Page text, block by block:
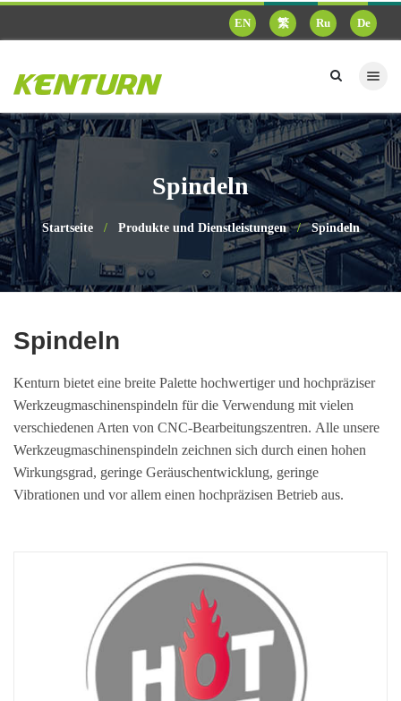
EN 繁 Ru De
Spindeln
Startseite Produkte und Dienstleistungen Spindeln
Spindeln
Kenturn bietet eine breite Palette hochwertiger und hochpräziser
Werkzeugmaschinenspindeln für die Verwendung mit vielen
verschiedenen Arten von CNC-Bearbeitungszentren. Alle unsere
Werkzeugmaschinenspindeln zeichnen sich durch einen hohen
Wirkungsgrad, geringe Geräuschentwicklung, geringe
Vibrationen und vor allem einen hochpräzisen Betrieb aus.